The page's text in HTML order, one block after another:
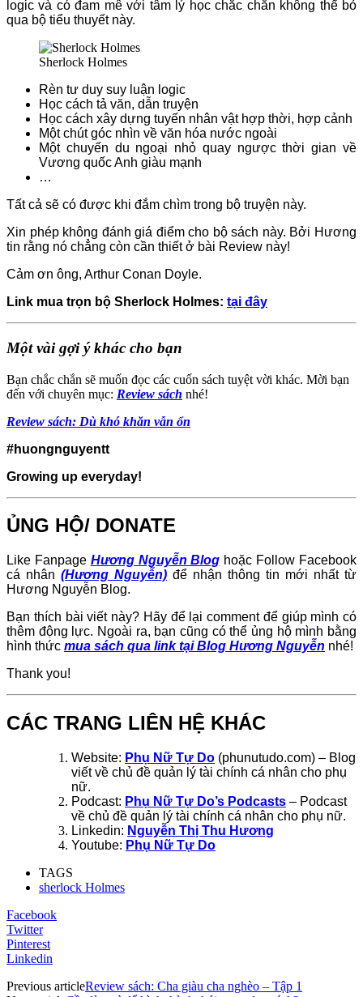
logic và có đam mê với tâm lý học chắc chắn không thể bỏ
qua bộ tiểu thuyết này.
Sherlock Holmes
Rèn tư duy suy luận logic
Học cách tả văn, dẫn truyện
Học cách xây dựng tuyến nhân vật hợp thời, hợp cảnh
Một chút góc nhìn về văn hóa nước ngoài
Một chuyến du ngoại nhỏ quay ngược thời gian về
Vương quốc Anh giàu mạnh
…
Tất cả sẽ có được khi đắm chìm trong bộ truyện này.
Xin phép không đánh giá điểm cho bộ sách này. Bởi Hương
tin rằng nó chẳng còn cần thiết ở bài Review này!
Cảm ơn ông, Arthur Conan Doyle.
Link mua trọn bộ Sherlock Holmes: tại đây
Một vài gợi ý khác cho bạn
Bạn chắc chắn sẽ muốn đọc các cuốn sách tuyệt vời khác. Mời bạn
đến với chuyên mục: Review sách nhé!
Review sách: Dù khó khăn vẫn ổn
#huongnguyentt
Growing up everyday!
ỦNG HỘ/ DONATE
Like Fanpage Hương Nguyễn Blog hoặc Follow Facebook
cá nhân (Hương Nguyễn) để nhận thông tin mới nhất từ
Hương Nguyễn Blog.
Bạn thích bài viết này? Hãy để lại comment để giúp mình có
thêm động lực. Ngoài ra, bạn cũng có thể ủng hộ mình bằng
hình thức mua sách qua link tại Blog Hương Nguyễn nhé!
Thank you!
CÁC TRANG LIÊN HỆ KHÁC
Website: Phụ Nữ Tự Do (phunutudo.com) – Blog
viết về chủ đề quản lý tài chính cá nhân cho phụ
nữ.
Podcast: Phụ Nữ Tự Do’s Podcasts – Podcast
về chủ đề quản lý tài chính cá nhân cho phụ nữ.
Linkedin: Nguyễn Thị Thu Hương
Youtube: Phụ Nữ Tự Do
TAGS
sherlock Holmes
Facebook
Twitter
Pinterest
Linkedin
Previous articleReview sách: Cha giàu cha nghèo – Tập 1